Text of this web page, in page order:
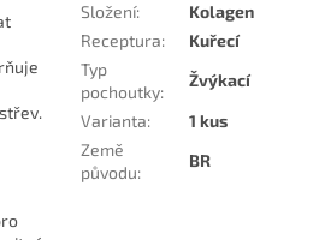
Složení:
Kolagen
Receptura:
Kuřecí
Typ
pochoutky:
Žvýkací
Varianta:
1 kus
Země
původu:
BR